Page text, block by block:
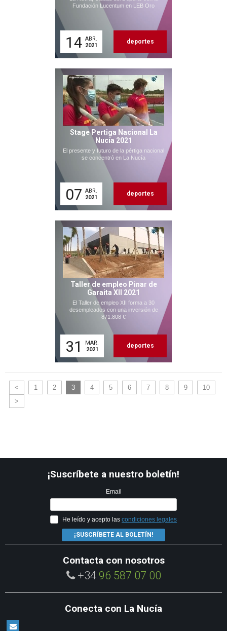
Fundación Lucentum en LEB Oro
14 ABR.
2021
deportes
Stage Pertiga Nacional La
Nucía 2021
El presente y futuro de la pértiga nacional
se concentró en La Nucía
07 ABR.
2021
deportes
Taller de empleo Pinar de
Garaita XII 2021
El Taller de empleo XII forma a 30
desempleados con una inversión de
871.808 €
31
MAR.
2021
deportes
< 1 2 3 4 5 6 7 8 9
10
>
¡Suscríbete a nuestro boletín!
Email
He leído y acepto las condiciones legales
¡SUSCRÍBETE AL BOLETÍN!
Contacta con nosotros
+34 96 587 07 00
Conecta con La Nucía